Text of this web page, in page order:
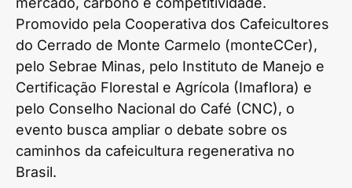
Promovido pela Cooperativa dos Cafeicultores
do Cerrado de Monte Carmelo (monteCCer),
pelo Sebrae Minas, pelo Instituto de Manejo e
Certificação Florestal e Agrícola (Imaflora) e
pelo Conselho Nacional do Café (CNC), o
evento busca ampliar o debate sobre os
caminhos da cafeicultura regenerativa no
Brasil.